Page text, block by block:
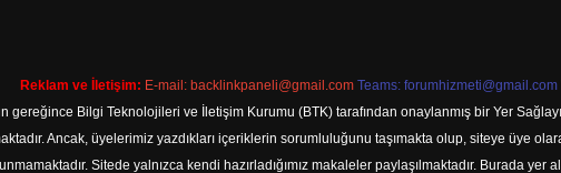
Reklam ve İletişim: E-mail: backlinkpaneli@gmail.com Teams: forumhizmeti@gmail.com
gereğince Bilgi Teknolojileri ve İletişim Kurumu (BTK) tarafından onaylanmış bir Yer
Ancak, üyelerimiz yazdıkları içeriklerin sorumluluğunu taşımakta olup, siteye üye
Sitede yalnızca kendi hazırladığımız makaleler paylaşılmaktadır. Burada